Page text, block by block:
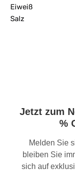
Eiweiß
Salz
Jetzt zum
%
Melden Sie
bleiben Sie
sich auf